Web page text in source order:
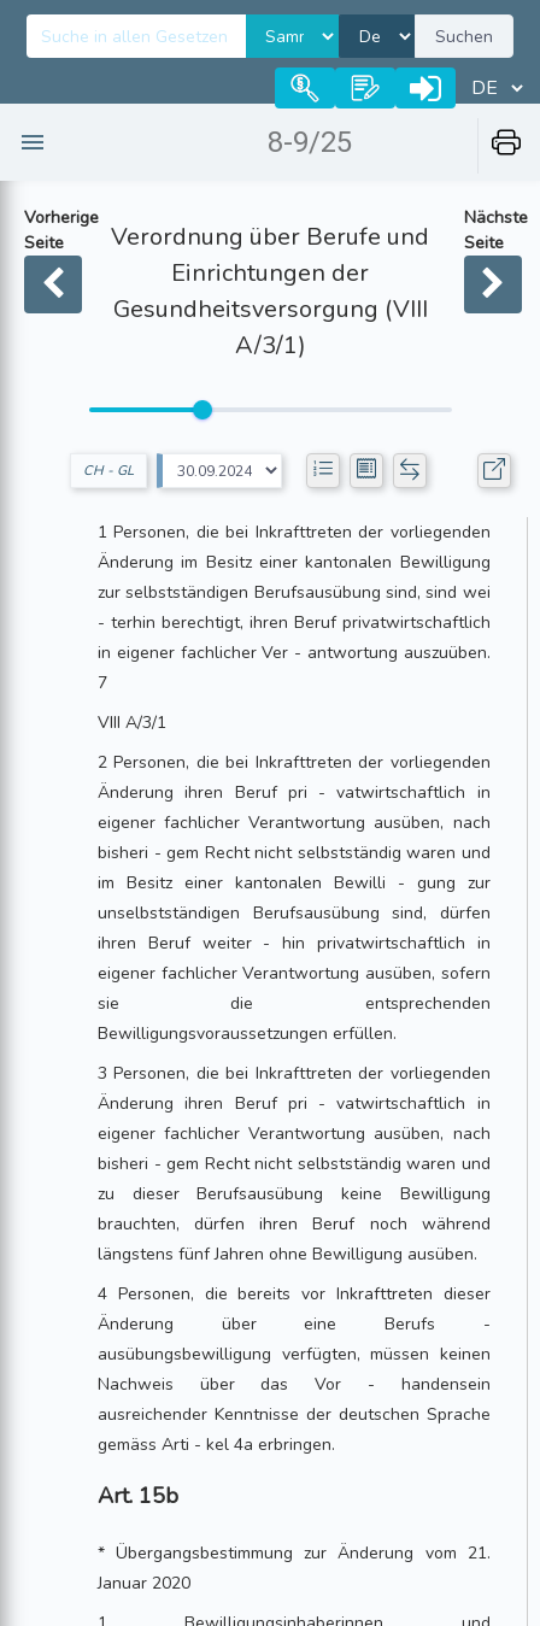
Suchen
8-9/25
Vorherige
Seite
Verordnung über Berufe und
Einrichtungen der
Gesundheitsversorgung (VIII
A/3/1)
Nächste
Seite
CH - GL
1 Personen, die bei Inkrafttreten der vorliegenden
Änderung im Besitz einer kantonalen Bewilligung
zur selbstständigen Berufsausübung sind, sind wei
- terhin berechtigt, ihren Beruf privatwirtschaftlich
in eigener fachlicher Ver - antwortung auszuüben.
7
VIII A/3/1
2 Personen, die bei Inkrafttreten der vorliegenden
Änderung ihren Beruf pri - vatwirtschaftlich in
eigener fachlicher Verantwortung ausüben, nach
bisheri - gem Recht nicht selbstständig waren und
im Besitz einer kantonalen Bewilli - gung zur
unselbstständigen Berufsausübung sind, dürfen
ihren Beruf weiter - hin privatwirtschaftlich in
eigener fachlicher Verantwortung ausüben, sofern
sie die entsprechenden
Bewilligungsvoraussetzungen erfüllen.
3 Personen, die bei Inkrafttreten der vorliegenden
Änderung ihren Beruf pri - vatwirtschaftlich in
eigener fachlicher Verantwortung ausüben, nach
bisheri - gem Recht nicht selbstständig waren und
zu dieser Berufsausübung keine Bewilligung
brauchten, dürfen ihren Beruf noch während
längstens fünf Jahren ohne Bewilligung ausüben.
4 Personen, die bereits vor Inkrafttreten dieser
Änderung über eine Berufs -
ausübungsbewilligung verfügten, müssen keinen
Nachweis über das Vor - handensein
ausreichender Kenntnisse der deutschen Sprache
gemäss Arti - kel 4a erbringen.
Art. 15b
* Übergangsbestimmung zur Änderung vom 21.
Januar 2020